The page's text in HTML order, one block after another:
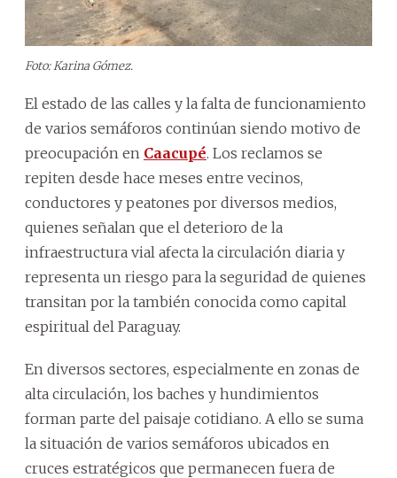
Foto: Karina Gómez.
El estado de las calles y la falta de funcionamiento
de varios semáforos continúan siendo motivo de
preocupación en Caacupé. Los reclamos se
repiten desde hace meses entre vecinos,
conductores y peatones por diversos medios,
quienes señalan que el deterioro de la
infraestructura vial afecta la circulación diaria y
representa un riesgo para la seguridad de quienes
transitan por la también conocida como capital
espiritual del Paraguay.
En diversos sectores, especialmente en zonas de
alta circulación, los baches y hundimientos
forman parte del paisaje cotidiano. A ello se suma
la situación de varios semáforos ubicados en
cruces estratégicos que permanecen fuera de